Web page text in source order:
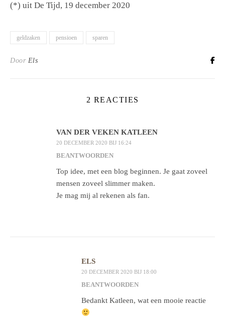
(*) uit De Tijd, 19 december 2020
geldzaken pensioen sparen
Door Els
2 REACTIES
VAN DER VEKEN KATLEEN
20 DECEMBER 2020 BIJ 16:24
BEANTWOORDEN
Top idee, met een blog beginnen. Je gaat zoveel
mensen zoveel slimmer maken.
Je mag mij al rekenen als fan.
ELS
20 DECEMBER 2020 BIJ 18:00
BEANTWOORDEN
Bedankt Katleen, wat een mooie reactie